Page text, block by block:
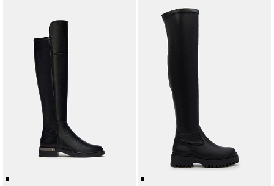
Акции / Новости
Адреса магазинов